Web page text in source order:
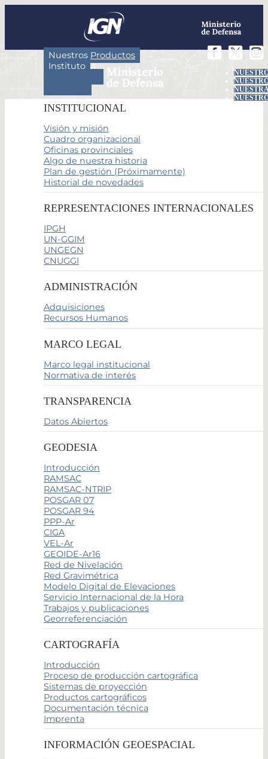
Nuestros Productos
Instituto
INSTITUCIONAL
Visión y misión
Cuadro organizacional
Oficinas provinciales
Algo de nuestra historia
Plan de gestión (Próximamente)
Historial de novedades
REPRESENTACIONES INTERNACIONALES
IPGH
UN-GGIM
UNGEGN
CNUGGI
ADMINISTRACIÓN
Adquisiciones
Recursos Humanos
MARCO LEGAL
Marco legal institucional
Normativa de interés
TRANSPARENCIA
Datos Abiertos
GEODESIA
Introducción
RAMSAC
RAMSAC-NTRIP
POSGAR 07
POSGAR 94
PPP-Ar
CIGA
VEL-Ar
GEOIDE-Ar16
Red de Nivelación
Red Gravimétrica
Modelo Digital de Elevaciones
Servicio Internacional de la Hora
Trabajos y publicaciones
Georreferenciación
CARTOGRAFÍA
Introducción
Proceso de producción cartográfica
Sistemas de proyección
Productos cartográficos
Documentación técnica
Imprenta
INFORMACIÓN GEOESPACIAL